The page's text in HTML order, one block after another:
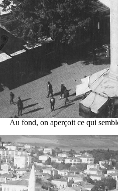
Au fond, on aperçoit ce qui